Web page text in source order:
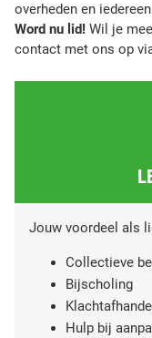
overheden en
Word nu lid! Wil je
contact met ons op
Jouw voordeel als
Collectieve
Bijscholing
Hulp bij